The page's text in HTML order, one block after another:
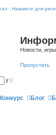
- Нажмите для
Новости,
Пропустить
П
с
к и
Конкурс Блог